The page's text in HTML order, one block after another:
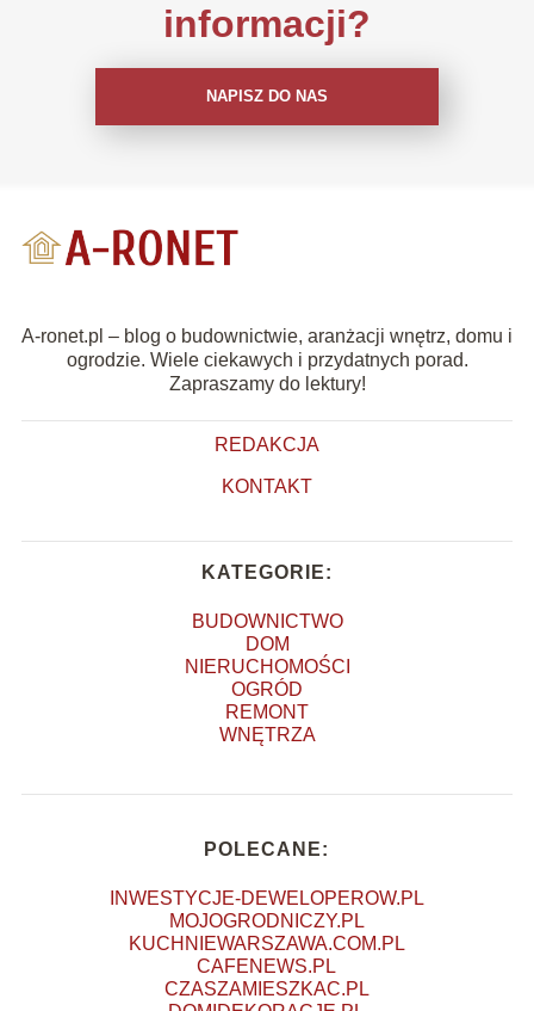
informacji?
NAPISZ DO NAS
A-ronet.pl – blog o budownictwie, aranżacji wnętrz, domu i
ogrodzie. Wiele ciekawych i przydatnych porad.
Zapraszamy do lektury!
REDAKCJA
KONTAKT
KATEGORIE:
BUDOWNICTWO
DOM
NIERUCHOMOŚCI
OGRÓD
REMONT
WNĘTRZA
POLECANE:
INWESTYCJE-DEWELOPEROW.PL
MOJOGRODNICZY.PL
KUCHNIEWARSZAWA.COM.PL
CAFENEWS.PL
CZASZAMIESZKAC.PL